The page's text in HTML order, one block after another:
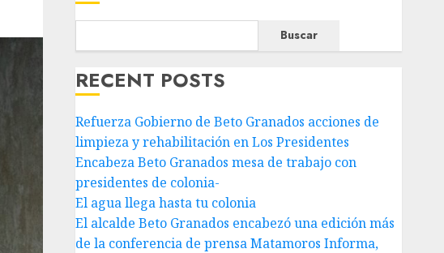
Buscar
RECENT POSTS
Refuerza Gobierno de Beto Granados acciones de
limpieza y rehabilitación en Los Presidentes
Encabeza Beto Granados mesa de trabajo con
presidentes de colonia-
El agua llega hasta tu colonia
El alcalde Beto Granados encabezó una edición más
de la conferencia de prensa Matamoros Informa,